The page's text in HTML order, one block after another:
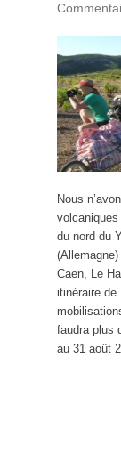
Nous
du nord du
Caen, Le
itinéraire de
faudra plus
au 31 août